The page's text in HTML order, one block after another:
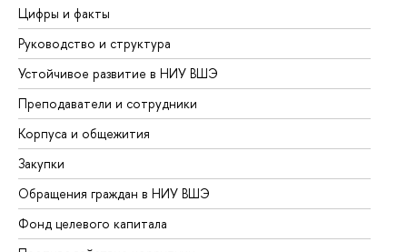
Цифры и факты
Руководство и структура
Устойчивое развитие в НИУ ВШЭ
Преподаватели и сотрудники
Корпуса и общежития
Закупки
Обращения граждан в НИУ ВШЭ
Фонд целевого капитала